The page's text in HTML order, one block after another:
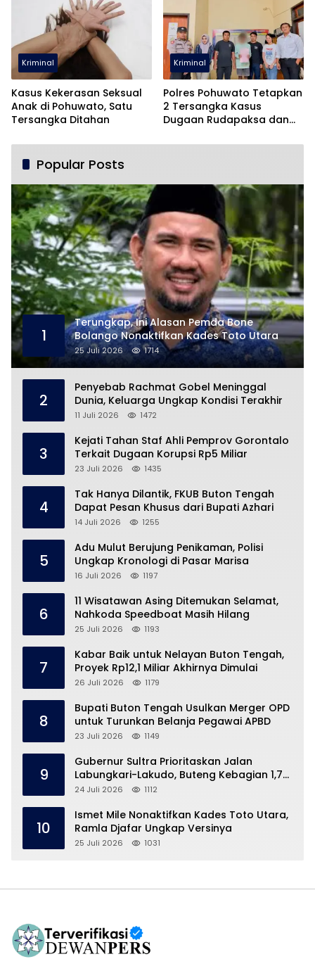
Kriminal
Kasus Kekerasan Seksual
Anak di Pohuwato, Satu
Tersangka Ditahan
Kriminal
Polres Pohuwato Tetapkan
2 Tersangka Kasus
Dugaan Rudapaksa dan
Popular Posts
1
Terungkap, Ini Alasan Pemda Bone
Bolango Nonaktifkan Kades Toto Utara
25 Juli 2026 1714
2
Penyebab Rachmat Gobel Meninggal
Dunia, Keluarga Ungkap Kondisi Terakhir
11 Juli 2026 1472
3
Kejati Tahan Staf Ahli Pemprov Gorontalo
Terkait Dugaan Korupsi Rp5 Miliar
23 Juli 2026 1435
4
Tak Hanya Dilantik, FKUB Buton Tengah
Dapat Pesan Khusus dari Bupati Azhari
14 Juli 2026 1255
5
Adu Mulut Berujung Penikaman, Polisi
Ungkap Kronologi di Pasar Marisa
16 Juli 2026 1197
6
11 Wisatawan Asing Ditemukan Selamat,
Nahkoda Speedboat Masih Hilang
25 Juli 2026 1193
7
Kabar Baik untuk Nelayan Buton Tengah,
Proyek Rp12,1 Miliar Akhirnya Dimulai
26 Juli 2026 1179
8
Bupati Buton Tengah Usulkan Merger OPD
untuk Turunkan Belanja Pegawai APBD
23 Juli 2026 1149
9
Gubernur Sultra Prioritaskan Jalan
Labungkari-Lakudo, Buteng Kebagian 1,7
Km
24 Juli 2026 1112
10
Ismet Mile Nonaktifkan Kades Toto Utara,
Ramla Djafar Ungkap Versinya
25 Juli 2026 1031